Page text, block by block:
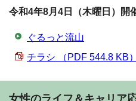
令和4年8月4日（木曜日）開
ぐるっと流山
チラシ （PDF 544.8 KB）